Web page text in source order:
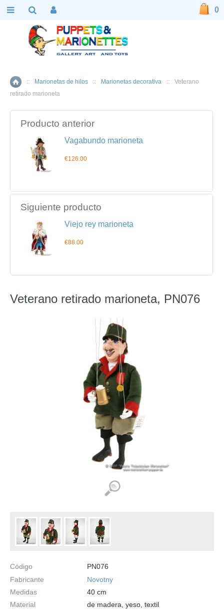
Inicio
:: Marionetas de hilos :: Marionetas decorativa ::
Veterano
retirado marioneta
Producto anterior
Vagabundo marioneta
€126.00
Siguiente producto
Viejo rey marioneta
€88.00
Veterano retirado marioneta, PN076
Código
PN076
Fabricante
Novotny
Medidas
40 cm
Material
de madera, yeso, textil
0